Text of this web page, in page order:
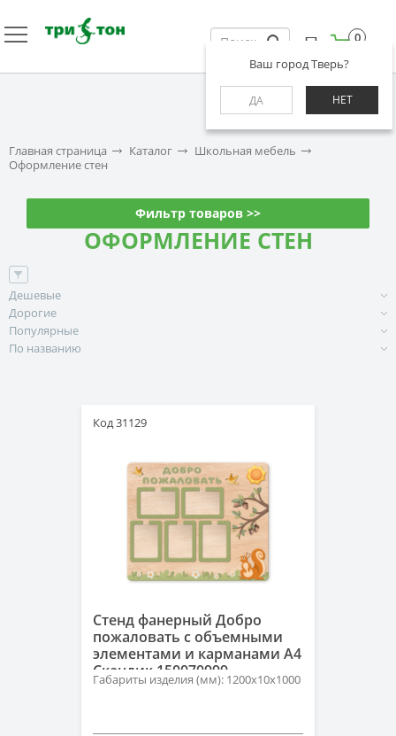
Ваш город Тверь?
ДА НЕТ
0
Главная страница Каталог
Школьная мебель
Оформление стен
Фильтр товаров >>
ОФОРМЛЕНИЕ СТЕН
Дешевые
Дорогие
Популярные
По названию
Код 31129
Стенд фанерный Добро
пожаловать с объемными
элементами и карманами А4
Скандик 150070999
Габариты изделия (мм): 1200х10х1000